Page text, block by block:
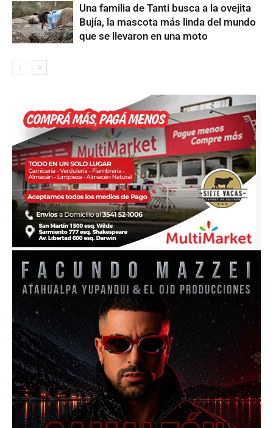
Una familia de Tanti busca a la ovejita
Bujía, la mascota más linda del mundo
que se llevaron en una moto